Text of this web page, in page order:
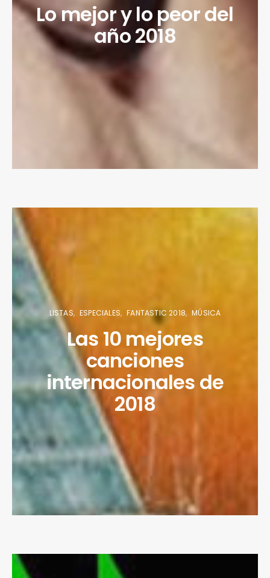
Lo mejor y lo peor del
año 2018
LISTAS ESPECIALES FANTASTIC 2018 MÚSICA
Las 10 mejores
canciones
internacionales de
2018